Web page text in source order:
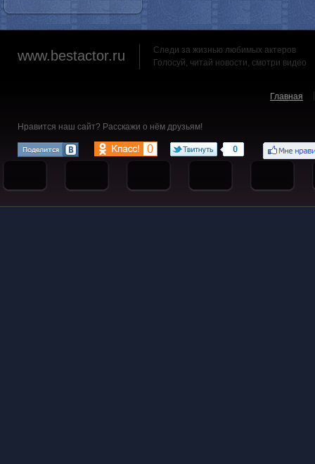
www.bestactor.ru
Следи за жизнью любимых актеров
Голосуй, читай новости, смотри видео
Главная
Нравится наш сайт? Расскажи о нём друзьям!